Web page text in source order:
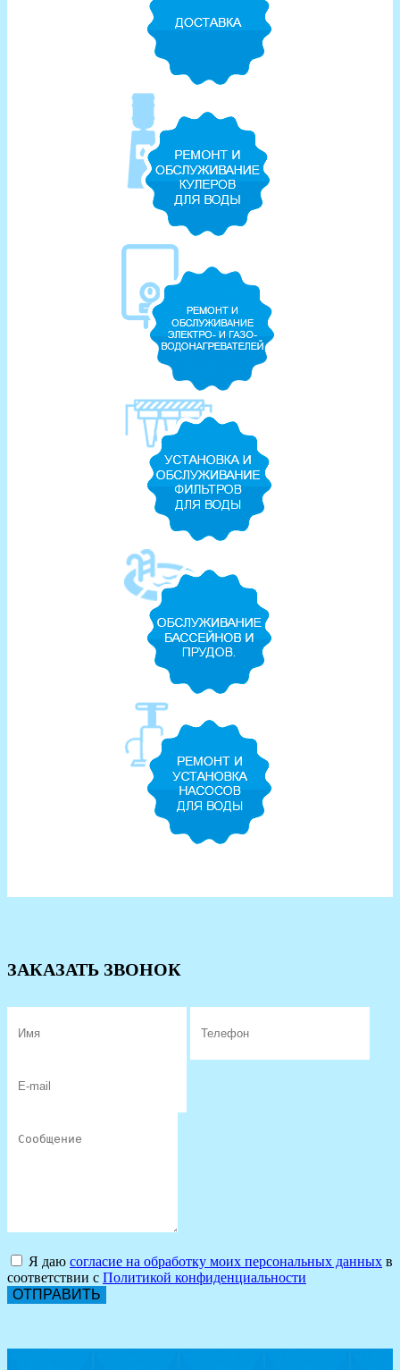
ЗАКАЗАТЬ ЗВОНОК
Я даю согласие на обработку моих персональных данных в
соответствии с Политикой конфиденциальности
ОТПРАВИТЬ